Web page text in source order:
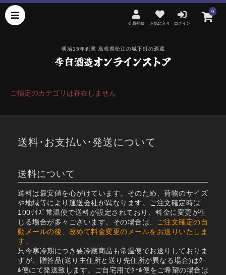
会員登録 お気に入り ログイン
0
明治15年創業 島根県松江の城下町の酒蔵
ご指定のカテゴリは存在しません
送料･お支払い･発送について
送料について
送料は最安値を心がけています。そのため、荷物のサイズ
や地域等により運送会社が異なります。ご注文確定時は
100ｻｲｽﾞ常温便で送料が設定されており、料金に変更が生
じる場合が多々ございます。その場合は、
ご注文確定の自
動メールの後、改めて料金変更のメールをお送りいたしま
す。
只今寒冷期につき要冷蔵商品も常温便でお送りしておりま
すが、贈答品(送り主住所と送り先住所が異なる場合)はｸｰ
ﾙ便にて発送致します。ご自宅用でｸｰﾙ便をご希望の場合は